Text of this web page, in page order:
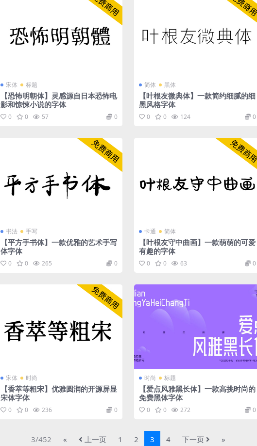
宋体 标题
【恐怖明朝体】灵感源自日本恐怖电
影和惊悚小说的字体
0 0 57 0
简体 黑体
【叶根友微典体】一款简约细腻的细
黑风格字体
0 0 124 0
书法 手写
【平方手书体】一款优雅的艺术手写
体字体
0 0 265 0
卡通 简体
【叶根友守中曲画】一款萌萌的可爱
有趣的字体
0 0 63 0
宋体 时尚
【香萃等粗宋】优雅圆润的开源屏显
宋体字体
0 0 236 0
时尚 标题
【爱点风雅黑长体】一款高挑时尚的
免费黑体字体
0 0 272 0
3/452 « 上一页 1 2 3 4 下一页 »